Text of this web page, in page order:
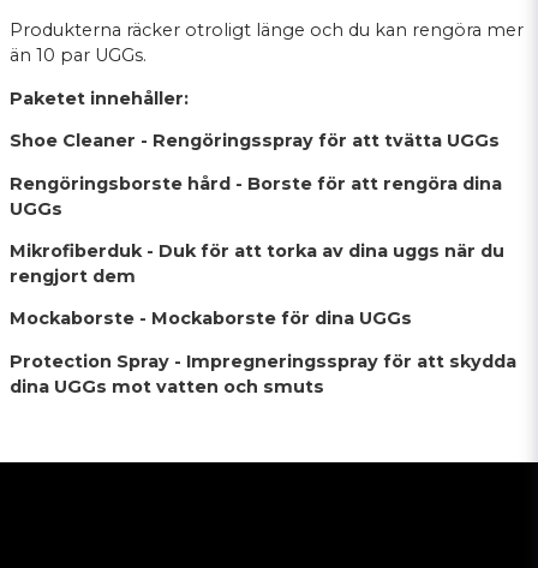
Produkterna räcker otroligt länge och du kan rengöra mer
än 10 par UGGs.
Paketet innehåller:
Shoe Cleaner - Rengöringsspray för att tvätta UGGs
Rengöringsborste hård - Borste för att rengöra dina
UGGs
Mikrofiberduk - Duk för att torka av dina uggs när du
rengjort dem
Mockaborste - Mockaborste för dina UGGs
Protection Spray - Impregneringsspray för att skydda
dina UGGs mot vatten och smuts